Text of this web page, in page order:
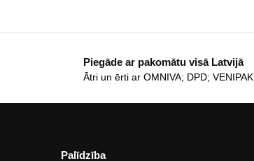
Piegāde ar pakomātu visā Latvijā
Ātri un ērti ar OMNIVA; DPD; VENIPAK
Palīdzība